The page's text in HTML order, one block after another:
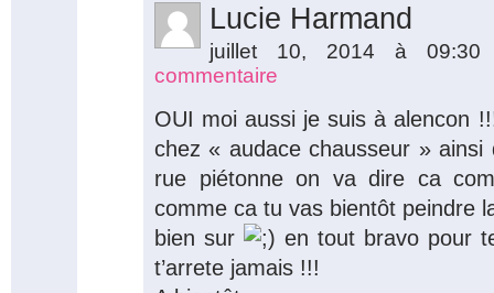
Lucie Harmand
juillet 10, 2014 à
commentaire
OUI moi aussi je suis à alencon
chez « audace chausseur »
rue piétonne on va dire ca
comme ca tu vas bientôt peindre
bien sur
en tout bravo pour
t’arrete jamais !!!